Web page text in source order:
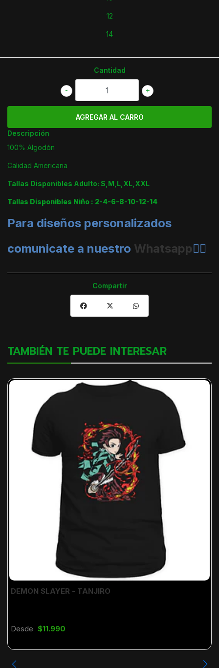
12
14
Cantidad
+
-
Descripción
100% Algodón
Calidad Americana
Tallas Disponibles Adulto: S,M,L,XL,XXL
Tallas Disponibles Niño : 2-4-6-8-10-12-14
Para diseños personalizados
comunicate a nuestro Whatsapp👈🏼
Compartir
TAMBIÉN TE PUEDE INTERESAR
DEMON SLAYER - TANJIRO
Desde $11.990